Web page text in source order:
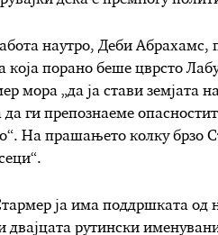
наутро, Деби
која порано беше цврсто
мора „да ја стави земјата
ги препознаеме
На прашањето колку брзо
ја има поддршката од
двајцата рутински